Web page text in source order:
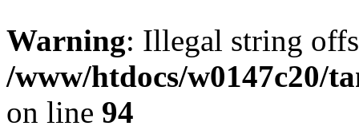
Warning: Illegal string
/www/htdocs/w0147c20/
on line 94